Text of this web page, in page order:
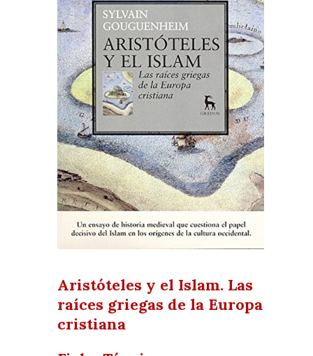
Aristóteles y el Islam. Las
raíces griegas de la Europa
cristiana